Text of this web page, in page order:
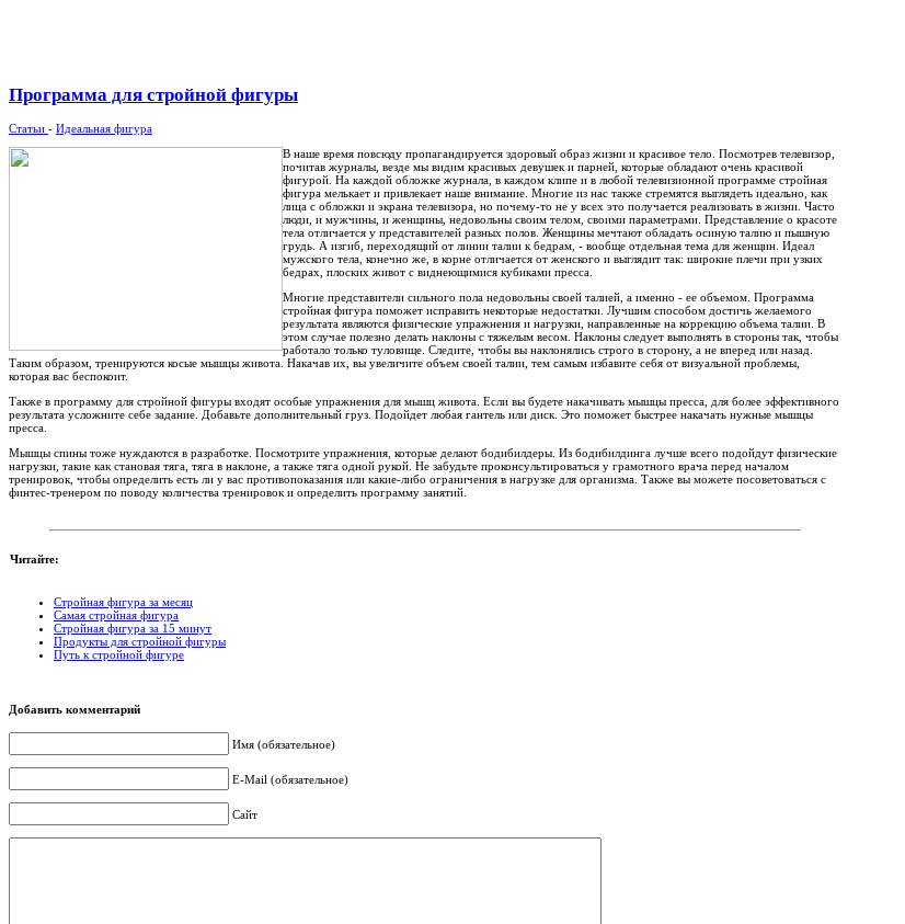
Программа для стройной фигуры
Статьи - Идеальная фигура
В наше время повсюду пропагандируется здоровый образ жизни и красивое тело. Посмотрев телевизор,
почитав журналы, везде мы видим красивых девушек и парней, которые обладают очень красивой
фигурой. На каждой обложке журнала, в каждом клипе и в любой телевизионной программе стройная
фигура мелькает и привлекает наше внимание. Многие из нас также стремятся выглядеть идеально, как
лица с обложки и экрана телевизора, но почему-то не у всех это получается реализовать в жизни. Часто
люди, и мужчины, и женщины, недовольны своим телом, своими параметрами. Представление о красоте
тела отличается у представителей разных полов. Женщины мечтают обладать осиную талию и пышную
грудь. А изгиб, переходящий от линии талии к бедрам, - вообще отдельная тема для женщин. Идеал
мужского тела, конечно же, в корне отличается от женского и выглядит так: широкие плечи при узких
бедрах, плоских живот с виднеющимися кубиками пресса.
Многие представители сильного пола недовольны своей талией, а именно - ее объемом. Программа
стройная фигура поможет исправить некоторые недостатки. Лучшим способом достичь желаемого
результата являются физические упражнения и нагрузки, направленные на коррекцию объема талии. В
этом случае полезно делать наклоны с тяжелым весом. Наклоны следует выполнять в стороны так, чтобы
работало только туловище. Следите, чтобы вы наклонялись строго в сторону, а не вперед или назад.
Таким образом, тренируются косые мышцы живота. Накачав их, вы увеличите объем своей талии, тем самым избавите себя от визуальной проблемы,
которая вас беспокоит.
Также в программу для стройной фигуры входят особые упражнения для мышц живота. Если вы будете накачивать мышцы пресса, для более эффективного
результата усложните себе задание. Добавьте дополнительный груз. Подойдет любая гантель или диск. Это поможет быстрее накачать нужные мышцы
пресса.
Мышцы спины тоже нуждаются в разработке. Посмотрите упражнения, которые делают бодибилдеры. Из бодибилдинга лучше всего подойдут физические
нагрузки, такие как становая тяга, тяга в наклоне, а также тяга одной рукой. Не забудьте проконсультироваться у грамотного врача перед началом
тренировок, чтобы определить есть ли у вас противопоказания или какие-либо ограничения в нагрузке для организма. Также вы можете посоветоваться с
финтес-тренером по поводу количества тренировок и определить программу занятий.
Читайте:
Стройная фигура за месяц
Самая стройная фигура
Стройная фигура за 15 минут
Продукты для стройной фигуры
Путь к стройной фигуре
Добавить комментарий
Имя (обязательное)
E-Mail (обязательное)
Сайт